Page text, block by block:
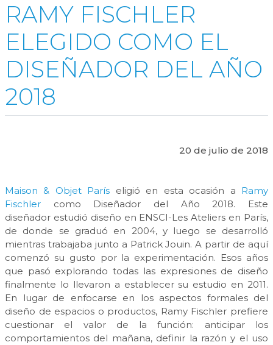
RAMY FISCHLER
ELEGIDO COMO EL
DISEÑADOR DEL AÑO
2018
20 de julio de 2018
Maison & Objet París eligió en esta ocasión a Ramy
Fischler como Diseñador del Año 2018. Este
diseñador estudió diseño en ENSCI-Les Ateliers en París,
de donde se graduó en 2004, y luego se desarrolló
mientras trabajaba junto a Patrick Jouin. A partir de aquí
comenzó su gusto por la experimentación. Esos años
que pasó explorando todas las expresiones de diseño
finalmente lo llevaron a establecer su estudio en 2011.
En lugar de enfocarse en los aspectos formales del
diseño de espacios o productos, Ramy Fischler prefiere
cuestionar el valor de la función: anticipar los
comportamientos del mañana, definir la razón y el uso